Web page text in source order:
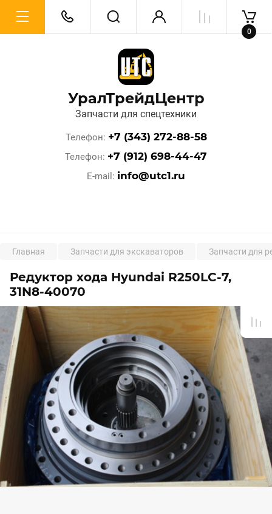
УралТрейдЦентр
Запчасти для спецтехники
Телефон +7 (343) 272-88-58
Телефон +7 (912) 698-44-47
E-mail info@utc1.ru
0
Главная Запчасти для экскаваторов Запчасти для
Редуктор хода Hyundai R250LC-7,
31N8-40070